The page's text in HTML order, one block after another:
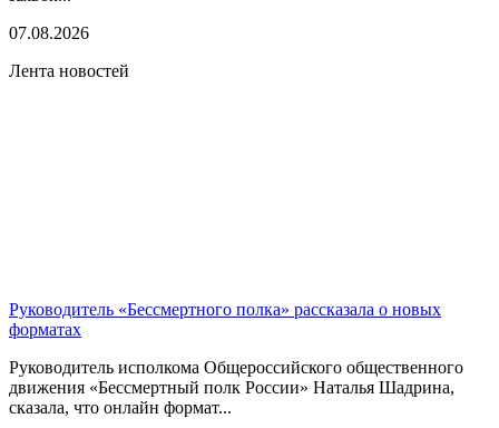
07.08.2026
Лента новостей
Руководитель «Бессмертного полка» рассказала о новых
форматах
Руководитель исполкома Общероссийского общественного
движения «Бессмертный полк России» Наталья Шадрина,
сказала, что онлайн формат...